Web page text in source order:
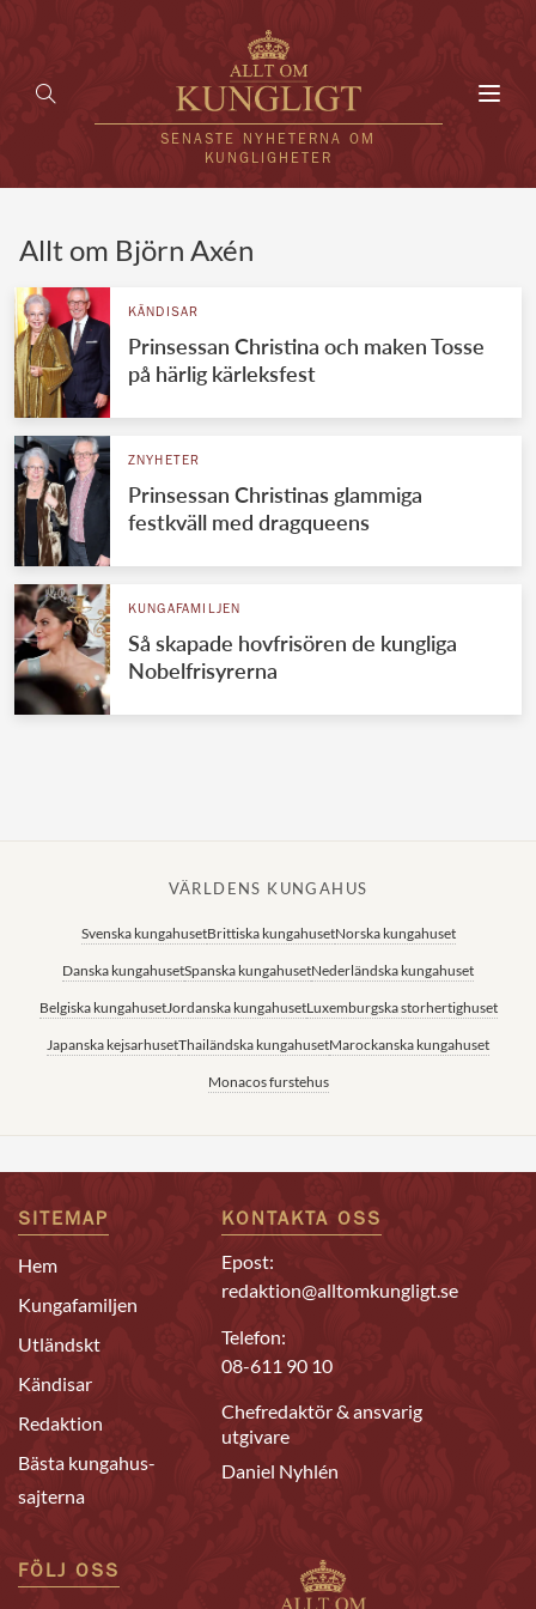
SENASTE NYHETERNA OM
KUNGLIGHETER
UTLÄNDSKT
VÄRLDENS KUNGAHUS
Svenska kungahuset
Brittiska kungahuset
Danska kungahuset
REDAKTION
Allt om Björn Axén
KÄNDISAR
Prinsessan Christina och maken Tosse
på härlig kärleksfest
ZNYHETER
Prinsessan Christinas glammiga
festkväll med dragqueens
KUNGAFAMILJEN
Så skapade hovfrisören de kungliga
Nobelfrisyrerna
VÄRLDENS KUNGAHUS
Svenska kungahusetBrittiska kungahusetNorska kungahuset
Danska kungahusetSpanska kungahusetNederländska kungahuset
Belgiska kungahusetJordanska kungahusetLuxemburgska storhertighuset
Japanska kejsarhusetThailändska kungahusetMarockanska kungahuset
Monacos furstehus
SITEMAP
Hem
Kungafamiljen
Utländskt
Kändisar
Redaktion
Bästa kungahus-
sajterna
KONTAKTA OSS
Epost:
redaktion@alltomkungligt.se
Telefon:
08-611 90 10
Chefredaktör & ansvarig
utgivare
Daniel Nyhlén
FÖLJ OSS